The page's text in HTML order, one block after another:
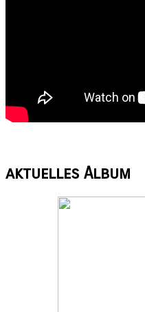
aktuelles Album